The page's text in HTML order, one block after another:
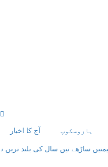
آج کا اخبار ہاروسکوپ
تین سال کی بلند ترین سطح پر